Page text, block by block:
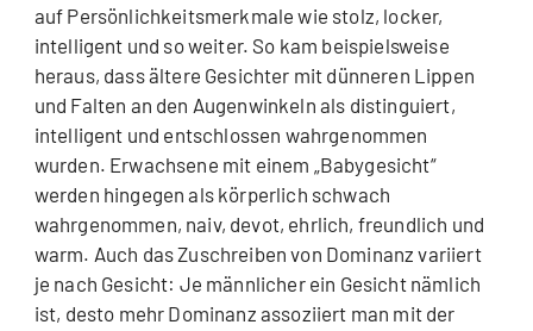
auf Persönlichkeitsmerkmale wie stolz, locker,
intelligent und so weiter. So kam beispielsweise
heraus, dass ältere Gesichter mit dünneren Lippen
und Falten an den Augenwinkeln als distinguiert,
intelligent und entschlossen wahrgenommen
wurden. Erwachsene mit einem „Babygesicht“
werden hingegen als körperlich schwach
wahrgenommen, naiv, devot, ehrlich, freundlich und
warm. Auch das Zuschreiben von Dominanz variiert
je nach Gesicht: Je männlicher ein Gesicht nämlich
ist, desto mehr Dominanz assoziiert man mit der